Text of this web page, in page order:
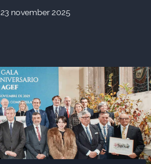
23 november 2025